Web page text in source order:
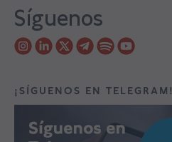
Síguenos
¡SÍGUENOS EN TELEGRAM!